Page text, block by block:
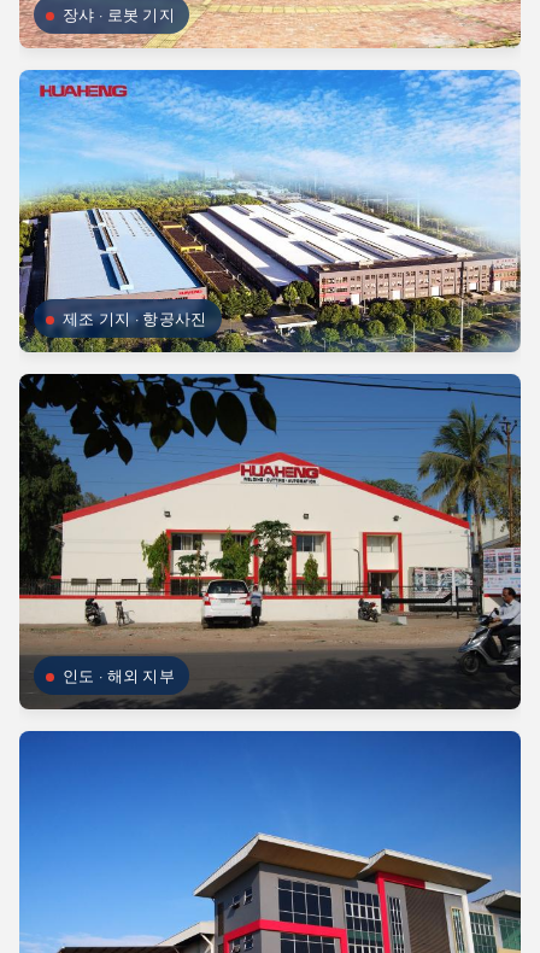
장샤 · 로봇 기지
제조 기지 · 항공사진
인도 · 해외 지부